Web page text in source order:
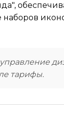
наборов
тарифы.